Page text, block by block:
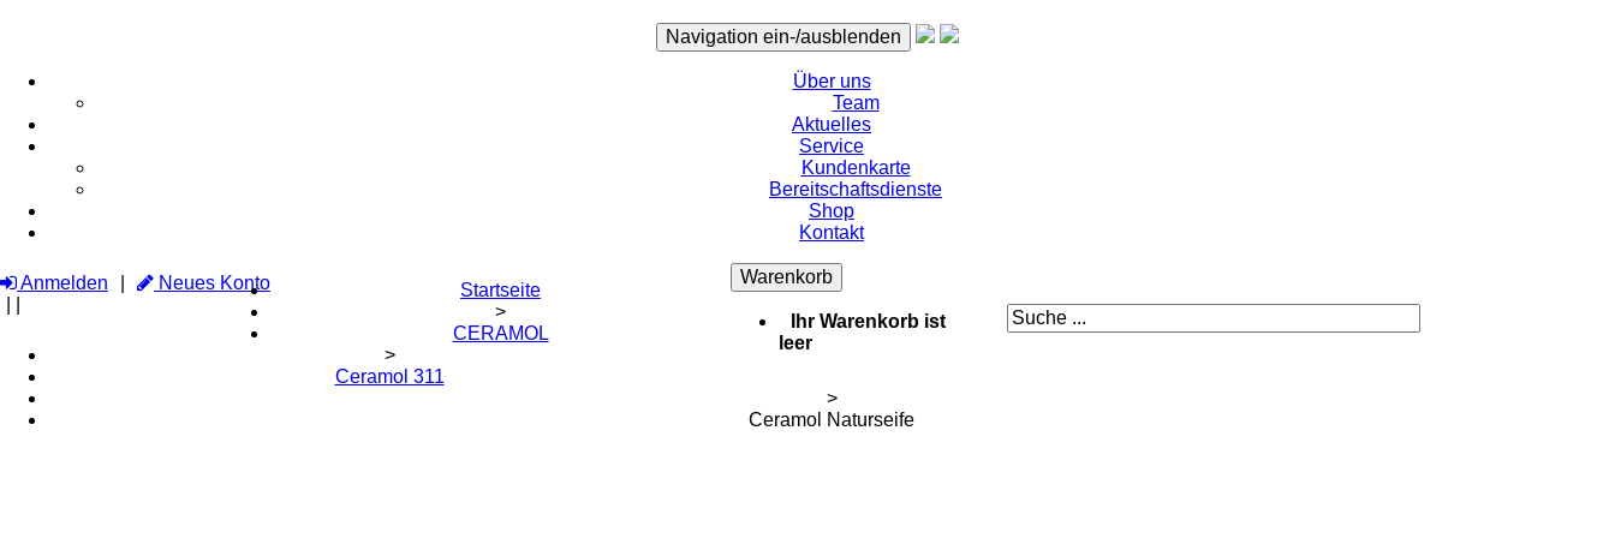
Navigation ein-/ausblenden
Über uns
Team
Aktuelles
Service
Kundenkarte
Bereitschaftsdienste
Shop
Kontakt
Anmelden
Neues Konto
Warenkorb
Ihr Warenkorb ist
leer
Startseite
>
CERAMOL
>
Ceramol 311
>
Ceramol Naturseife